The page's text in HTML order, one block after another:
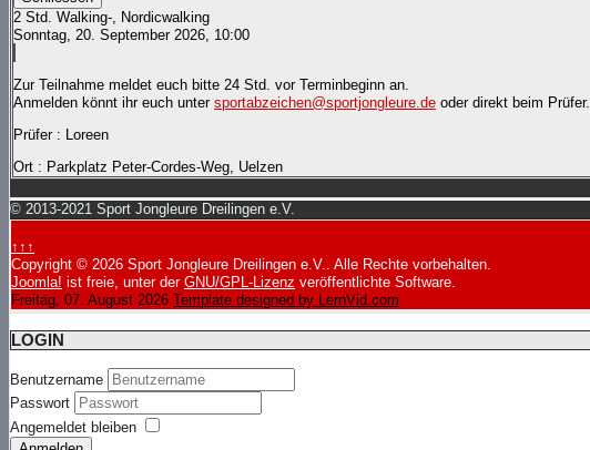
2 Std. Walking-, Nordicwalking
Sonntag, 20. September 2026, 10:00
Zur Teilnahme meldet euch bitte 24 Std. vor Terminbeginn an.
Anmelden könnt ihr euch unter sportabzeichen@sportjongleure.de oder direkt beim Prüfer.
Prüfer : Loreen
Ort : Parkplatz Peter-Cordes-Weg, Uelzen
© 2013-2021 Sport Jongleure Dreilingen e.V.
↑↑↑
Copyright © 2026 Sport Jongleure Dreilingen e.V.. Alle Rechte vorbehalten.
Joomla! ist freie, unter der GNU/GPL-Lizenz veröffentlichte Software.
Freitag, 07. August 2026 Template designed by LernVid.com
LOGIN
Benutzername
Passwort
Angemeldet bleiben